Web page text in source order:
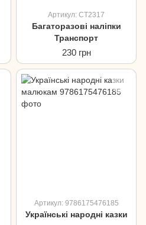
Артикул: CT2317
Багаторазові наліпки
Транспорт
230 грн
Артикул: 9786175476185
Українські народні казки